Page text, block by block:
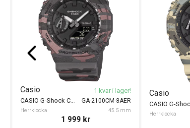
GA-2100CM-8AER
Casio
Herrklocka 45.5 mm
1 kvar i lager!
1 999 kr
Casio
Herrklocka